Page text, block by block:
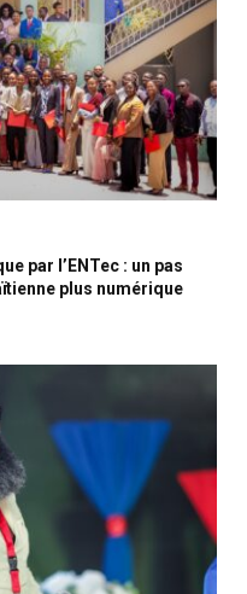
par l’ENTec : un pas
plus numérique